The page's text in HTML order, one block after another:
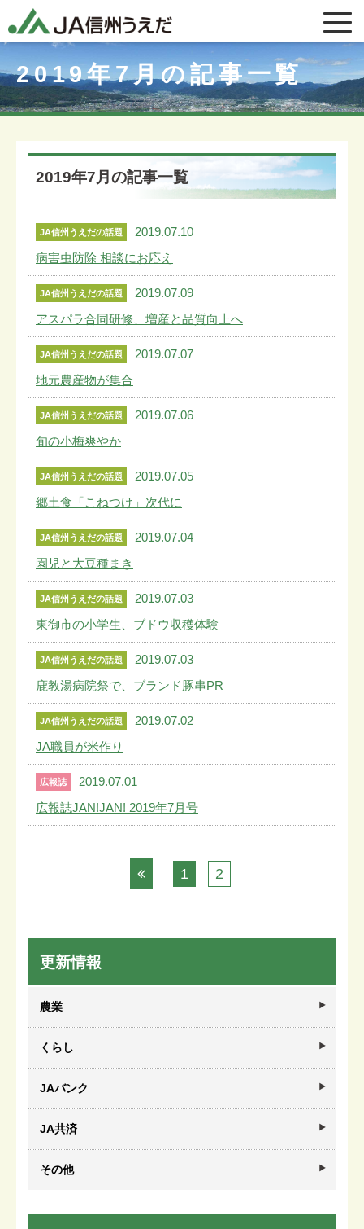
2019年7月の記事一覧
2019年7月の記事一覧
JA信州うえだの話題
2019.07.10
病害虫防除 相談にお応え
JA信州うえだの話題
2019.07.09
アスパラ合同研修、増産と品質向上へ
JA信州うえだの話題
2019.07.07
地元農産物が集合
JA信州うえだの話題
2019.07.06
旬の小梅爽やか
JA信州うえだの話題
2019.07.05
郷土食「こねつけ」次代に
JA信州うえだの話題
2019.07.04
園児と大豆種まき
JA信州うえだの話題
2019.07.03
東御市の小学生、ブドウ収穫体験
JA信州うえだの話題
2019.07.03
鹿教湯病院祭で、ブランド豚串PR
JA信州うえだの話題
2019.07.02
JA職員が米作り
広報誌
2019.07.01
広報誌JAN!JAN! 2019年7月号
1 2
更新情報
農業
くらし
JAバンク
JA共済
その他